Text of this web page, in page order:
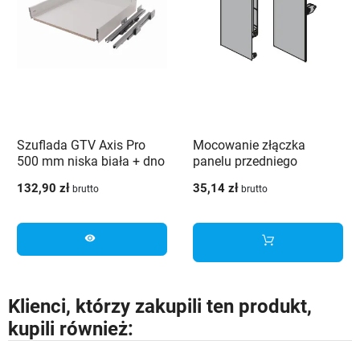
Szuflada GTV Axis Pro
500 mm niska biała + dno
132,90 zł brutto
visibility
Mocowanie złączka
panelu przedniego
Platinium 4D Slim z
H134 biała
35,14 zł brutto
Klienci, którzy zakupili ten produkt,
kupili również: